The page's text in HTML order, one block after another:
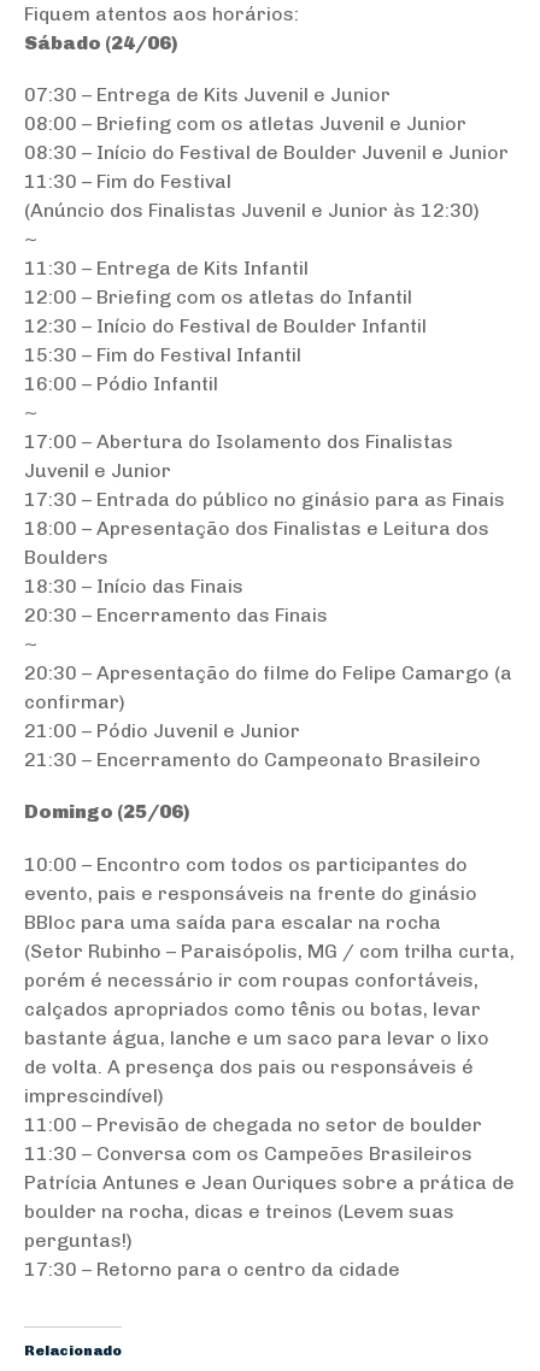
Fiquem atentos aos horários:
Sábado (24/06)
07:30 – Entrega de Kits Juvenil e Junior
08:00 – Briefing com os atletas Juvenil e Junior
08:30 – Início do Festival de Boulder Juvenil e Junior
11:30 – Fim do Festival
(Anúncio dos Finalistas Juvenil e Junior às 12:30)
~
11:30 – Entrega de Kits Infantil
12:00 – Briefing com os atletas do Infantil
12:30 – Início do Festival de Boulder Infantil
15:30 – Fim do Festival Infantil
16:00 – Pódio Infantil
~
17:00 – Abertura do Isolamento dos Finalistas
Juvenil e Junior
17:30 – Entrada do público no ginásio para as Finais
18:00 – Apresentação dos Finalistas e Leitura dos
Boulders
18:30 – Início das Finais
20:30 – Encerramento das Finais
~
20:30 – Apresentação do filme do Felipe Camargo (a
confirmar)
21:00 – Pódio Juvenil e Junior
21:30 – Encerramento do Campeonato Brasileiro
Domingo (25/06)
10:00 – Encontro com todos os participantes do
evento, pais e responsáveis na frente do ginásio
BBloc para uma saída para escalar na rocha
(Setor Rubinho – Paraisópolis, MG / com trilha curta,
porém é necessário ir com roupas confortáveis,
calçados apropriados como tênis ou botas, levar
bastante água, lanche e um saco para levar o lixo
de volta. A presença dos pais ou responsáveis é
imprescindível)
11:00 – Previsão de chegada no setor de boulder
11:30 – Conversa com os Campeões Brasileiros
Patrícia Antunes e Jean Ouriques sobre a prática de
boulder na rocha, dicas e treinos (Levem suas
perguntas!)
17:30 – Retorno para o centro da cidade
Relacionado